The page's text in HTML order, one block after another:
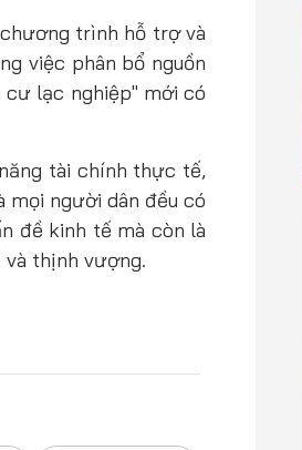
trình hỗ trợ và
việc phân bổ nguồn
cư lạc nghiệp" mới có
tài chính thực tế,
mọi người dân đều có
đề kinh tế mà còn là
thịnh vượng.